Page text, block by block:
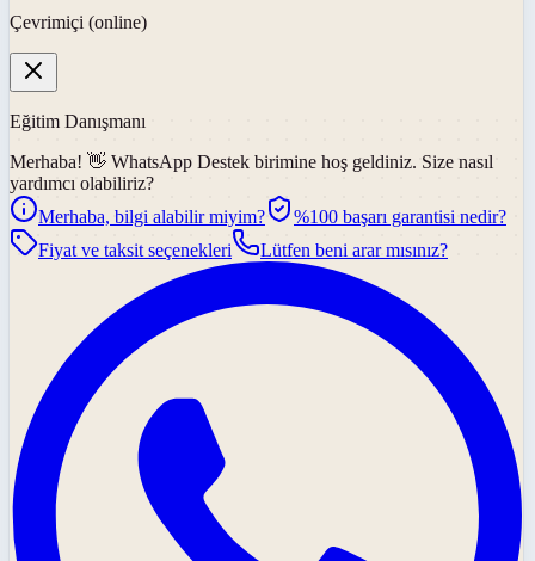
Çevrimiçi (online)
Eğitim Danışmanı
Merhaba! 👋 WhatsApp Destek birimine hoş geldiniz. Size nasıl
yardımcı olabiliriz?
Merhaba, bilgi alabilir miyim?
%100 başarı garantisi nedir?
Fiyat ve taksit seçenekleri
Lütfen beni arar mısınız?